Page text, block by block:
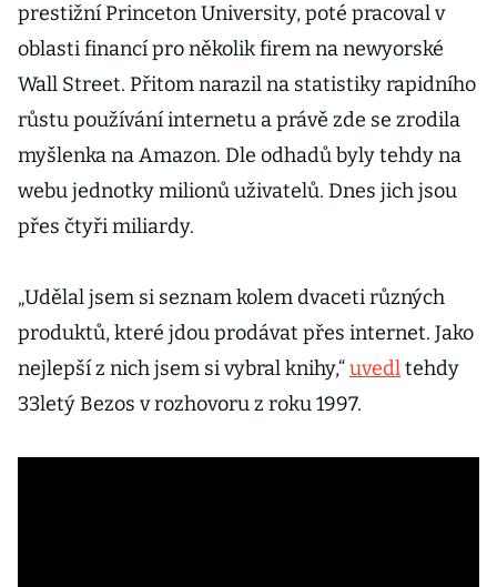
prestižní Princeton University, poté pracoval v
oblasti financí pro několik firem na newyorské
Wall Street. Přitom narazil na statistiky rapidního
růstu používání internetu a právě zde se zrodila
myšlenka na Amazon. Dle odhadů byly tehdy na
webu jednotky milionů uživatelů. Dnes jich jsou
přes čtyři miliardy.
„Udělal jsem si seznam kolem dvaceti různých
produktů, které jdou prodávat přes internet. Jako
nejlepší z nich jsem si vybral knihy,“uvedltehdy
33letý Bezos v rozhovoru z roku 1997.